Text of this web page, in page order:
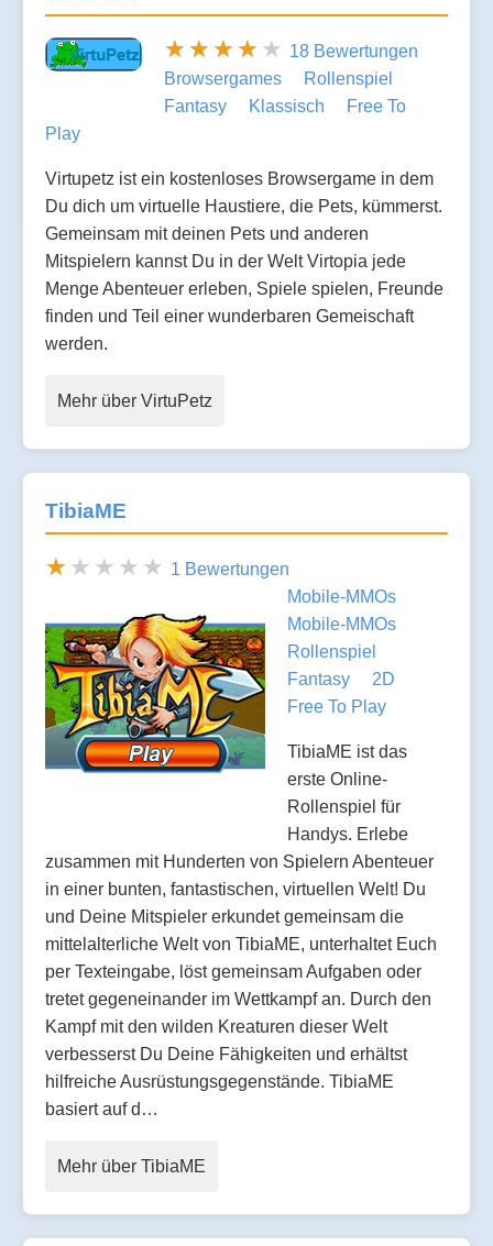
18 Bewertungen
Browsergames
Rollenspiel
Fantasy
Klassisch
Free To
Play
Virtupetz ist ein kostenloses Browsergame in dem
Du dich um virtuelle Haustiere, die Pets, kümmerst.
Gemeinsam mit deinen Pets und anderen
Mitspielern kannst Du in der Welt Virtopia jede
Menge Abenteuer erleben, Spiele spielen, Freunde
finden und Teil einer wunderbaren Gemeischaft
werden.
Mehr über VirtuPetz
TibiaME
1 Bewertungen
Mobile-MMOs
Mobile-MMOs
Rollenspiel
Fantasy
2D
Free To Play
TibiaME ist das
erste Online-
Rollenspiel für
Handys. Erlebe
zusammen mit Hunderten von Spielern Abenteuer
in einer bunten, fantastischen, virtuellen Welt! Du
und Deine Mitspieler erkundet gemeinsam die
mittelalterliche Welt von TibiaME, unterhaltet Euch
per Texteingabe, löst gemeinsam Aufgaben oder
tretet gegeneinander im Wettkampf an. Durch den
Kampf mit den wilden Kreaturen dieser Welt
verbesserst Du Deine Fähigkeiten und erhältst
hilfreiche Ausrüstungsgegenstände. TibiaME
basiert auf d…
Mehr über TibiaME